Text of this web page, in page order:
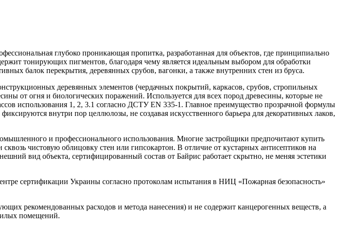
глубоко проникающая пропитка, разработанная для объектов, где принципиально
тонирующих пигментов, благодаря чему является идеальным выбором для обработки
балок перекрытия, деревянных срубов, вагонки, а также внутренних стен из бруса.
деревянных элементов (чердачных покрытий, каркасов, срубов, стропильных
от огня и биологических поражений. Используется для всех пород древесины, которые не
использования 1, 2, 3.1 согласно ДСТУ EN 335-1. Главное преимущество прозрачной формулы
внутри пор целлюлозы, не создавая искусственного барьера для декоративных лаков,
и профессионального использования. Многие застройщики предпочитают купить
чистовую облицовку стен или гипсокартон. В отличие от кустарных антисептиков на
вид объекта, сертифицированный состав от Байрис работает скрытно, не меняя эстетики
сертификации Украины согласно протоколам испытания в НИЦ «Пожарная безопасность»
рекомендованных расходов и метода нанесения) и не содержит канцерогенных веществ, а
помещений.